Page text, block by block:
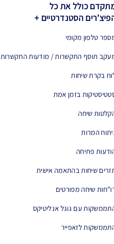
כולל את כל
הסטנדרטיים +
טלפון מקומי
תוסף התקשרות / מודעות התקשרות
בקרת שיחות
בזמן אמת
שיחה
המרות
פתיחה
שיחות בהתאמה אישית
שיחה מפורטים
עם גוגל אנליטיקס
לזאפייר